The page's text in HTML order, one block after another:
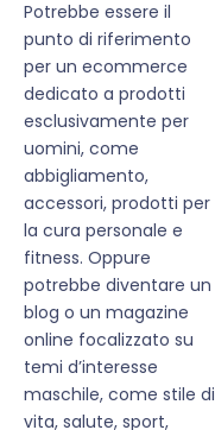
Potrebbe essere il
punto di riferimento
per un ecommerce
dedicato a prodotti
esclusivamente per
uomini, come
abbigliamento,
accessori, prodotti per
la cura personale e
fitness. Oppure
potrebbe diventare un
blog o un magazine
online focalizzato su
temi d’interesse
maschile, come stile di
vita, salute, sport,